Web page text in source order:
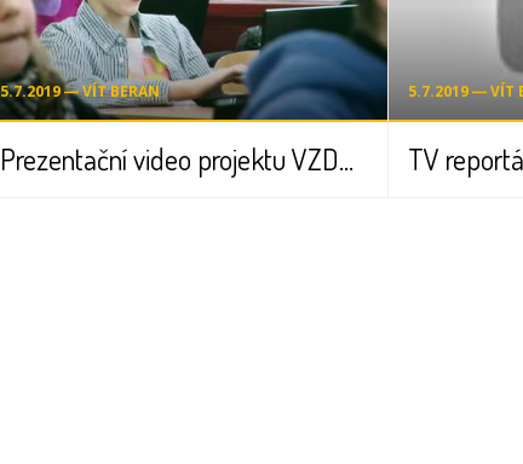
5.7.2019 ― VÍT BERAN
Prezentační video projektu VZDĚLÁNÍ 21
5.7.2019 ― VÍT